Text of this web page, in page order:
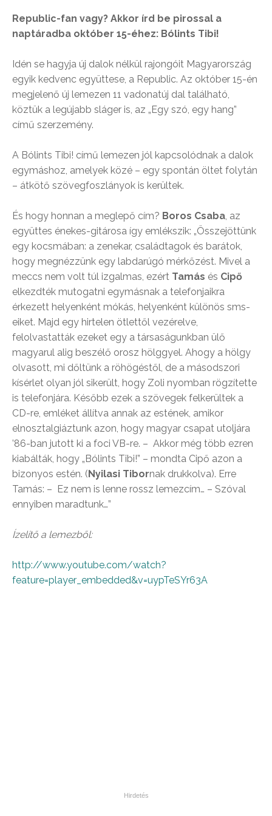
Republic-fan vagy? Akkor írd be pirossal a
naptáradba október 15-éhez: Bólints Tibi!
Idén se hagyja új dalok nélkül rajongóit Magyarország
egyik kedvenc együttese, a Republic. Az október 15-én
megjelenő új lemezen 11 vadonatúj dal található,
köztük a legújabb sláger is, az „Egy szó, egy hang”
című szerzemény.
A Bólints Tibi! című lemezen jól kapcsolódnak a dalok
egymáshoz, amelyek közé – egy spontán öltet folytán
– átkötő szövegfoszlányok is kerültek.
És hogy honnan a meglepő cím? Boros Csaba, az
együttes énekes-gitárosa így emlékszik: „Összejöttünk
egy kocsmában: a zenekar, családtagok és barátok,
hogy megnézzünk egy labdarúgó mérkőzést. Mivel a
meccs nem volt túl izgalmas, ezért Tamás és Cipő
elkezdték mutogatni egymásnak a telefonjaikra
érkezett helyenként mókás, helyenként különös sms-
eiket. Majd egy hirtelen ötlettől vezérelve,
felolvastatták ezeket egy a társaságunkban ülő
magyarul alig beszélő orosz hölggyel. Ahogy a hölgy
olvasott, mi dőltünk a röhögéstől, de a másodszori
kísérlet olyan jól sikerült, hogy Zoli nyomban rögzítette
is telefonjára. Később ezek a szövegek felkerültek a
CD-re, emléket állítva annak az estének, amikor
elnosztalgiáztunk azon, hogy magyar csapat utoljára
’86-ban jutott ki a foci VB-re. – Akkor még több ezren
kiabálták, hogy „Bólints Tibi!” – mondta Cipő azon a
bizonyos estén. ( Nyilasi Tibornak drukkolva). Erre
Tamás: – Ez nem is lenne rossz lemezcím… – Szóval
ennyiben maradtunk…”
Ízelítő a lemezből:
http://www.youtube.com/watch?
feature=player_embedded&v=uypTeSYr63A